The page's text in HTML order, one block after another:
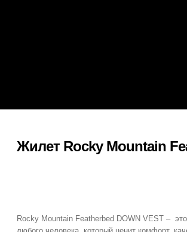
Жилет Rocky Mountain
Rocky Mountain Featherbed DOWN VEST –